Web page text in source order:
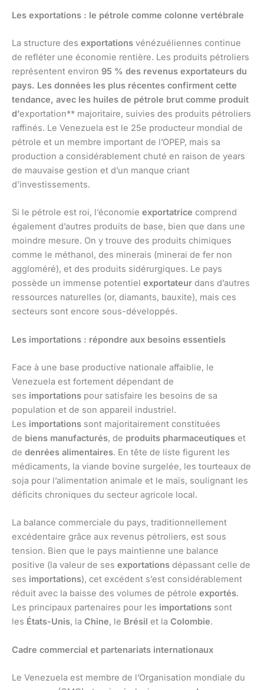
Les exportations : le pétrole comme colonne vertébrale
La structure des exportations vénézuéliennes continue
de refléter une économie rentière. Les produits pétroliers
représentent environ 95 % des revenus exportateurs du
pays. Les données les plus récentes confirment cette
tendance, avec les huiles de pétrole brut comme produit
d’exportation** majoritaire, suivies des produits pétroliers
raffinés. Le Venezuela est le 25e producteur mondial de
pétrole et un membre important de l’OPEP, mais sa
production a considérablement chuté en raison de years
de mauvaise gestion et d’un manque criant
d’investissements.
Si le pétrole est roi, l’économie exportatrice comprend
également d’autres produits de base, bien que dans une
moindre mesure. On y trouve des produits chimiques
comme le méthanol, des minerais (minerai de fer non
aggloméré), et des produits sidérurgiques. Le pays
possède un immense potentiel exportateur dans d’autres
ressources naturelles (or, diamants, bauxite), mais ces
secteurs sont encore sous-développés.
Les importations : répondre aux besoins essentiels
Face à une base productive nationale affaiblie, le
Venezuela est fortement dépendant de
ses importations pour satisfaire les besoins de sa
population et de son appareil industriel.
Les importations sont majoritairement constituées
de biens manufacturés, de produits pharmaceutiques et
de denrées alimentaires. En tête de liste figurent les
médicaments, la viande bovine surgelée, les tourteaux de
soja pour l’alimentation animale et le maïs, soulignant les
déficits chroniques du secteur agricole local.
La balance commerciale du pays, traditionnellement
excédentaire grâce aux revenus pétroliers, est sous
tension. Bien que le pays maintienne une balance
positive (la valeur de ses exportations dépassant celle de
ses importations), cet excédent s’est considérablement
réduit avec la baisse des volumes de pétrole exportés.
Les principaux partenaires pour les importations sont
les États-Unis, la Chine, le Brésil et la Colombie.
Cadre commercial et partenariats internationaux
Le Venezuela est membre de l’Organisation mondiale du